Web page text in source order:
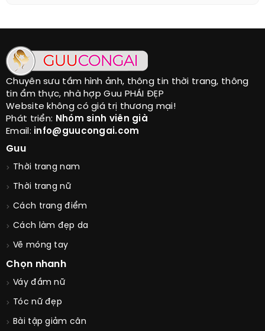
Chuyên sưu tầm hình ảnh, thông tin thời trang, thông
tin ẩm thực, nhà hợp Guu PHÁI ĐẸP
Website không có giá trị thương mại!
Phát triển:Nhóm sinh viên già
Email: info@guucongai.com
Guu
Thời trang nam
Thời trang nữ
Cách trang điểm
Cách làm đẹp da
Vẽ móng tay
Chọn nhanh